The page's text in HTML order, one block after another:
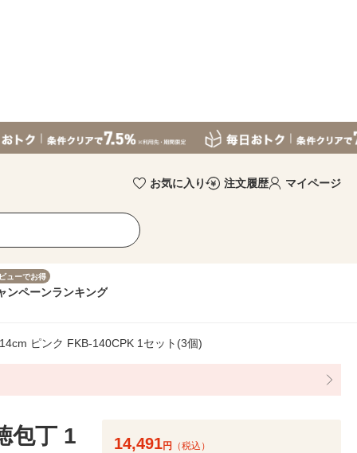
お気に入り 注文履歴 マイページ
ューでお得
ンペーンランキング
ピンク FKB-140CPK 1セット(3個)
包丁 1
14,491円
（税込）